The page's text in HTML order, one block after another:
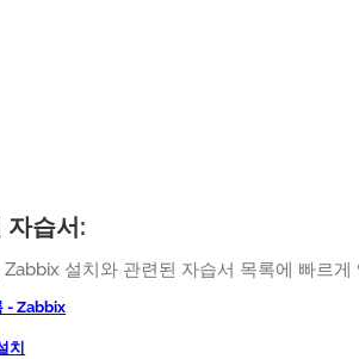
습서:
설치와 관련된 자습서 목록에 빠르게
- Zabbix
치